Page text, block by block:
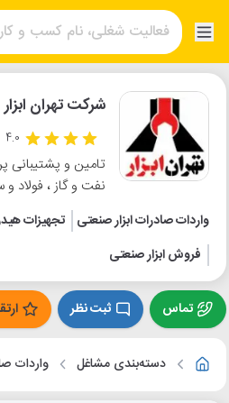
شرکت تهران ابزار
4.0
تامین و پشتیبانی
نفت و گاز ، فولاد
واردات صادرات ابزار صنعتی
تجهیزات
فروش ابزار صنعتی
تماس ثبت نظر
دسته‌بندی مشاغل واردات